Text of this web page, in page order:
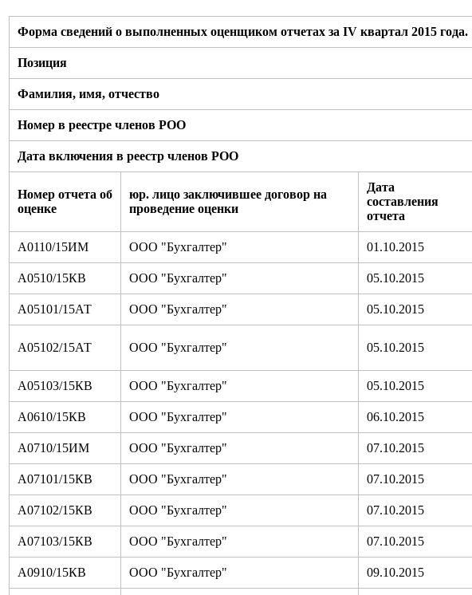
Форма сведений о выполненных оценщиком отчетах за IV квартал 2015 года.
Позиция
Фамилия, имя, отчество
Номер в реестре членов РОО
Дата включения в реестр членов РОО
Номер отчета об
оценке
юр. лицо заключившее договор на
проведение оценки
Дата
составления
отчета
А0110/15ИМ ООО "Бухгалтер" 01.10.2015
А0510/15КВ ООО "Бухгалтер" 05.10.2015
А05101/15АТ ООО "Бухгалтер" 05.10.2015
А05102/15АТ ООО "Бухгалтер" 05.10.2015
А05103/15КВ ООО "Бухгалтер" 05.10.2015
А0610/15КВ ООО "Бухгалтер" 06.10.2015
А0710/15ИМ ООО "Бухгалтер" 07.10.2015
А07101/15КВ ООО "Бухгалтер" 07.10.2015
А07102/15КВ ООО "Бухгалтер" 07.10.2015
А07103/15КВ ООО "Бухгалтер" 07.10.2015
А0910/15КВ ООО "Бухгалтер" 09.10.2015